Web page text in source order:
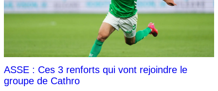
ASSE : Ces 3 renforts qui vont rejoindre le
groupe de Cathro